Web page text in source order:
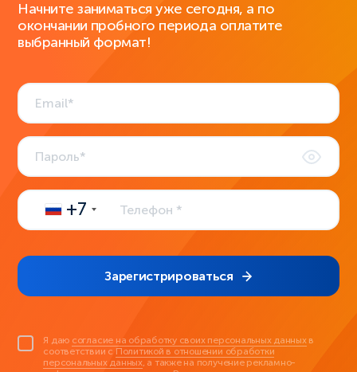
Начните заниматься уже сегодня, а по
окончании пробного периода оплатите
выбранный формат!
+7
Зарегистрироваться
Я даю согласие на обработку своих персональных данныхв
соответствии с Политикой в отношении обработки
персональных данных, а также на получение рекламно-